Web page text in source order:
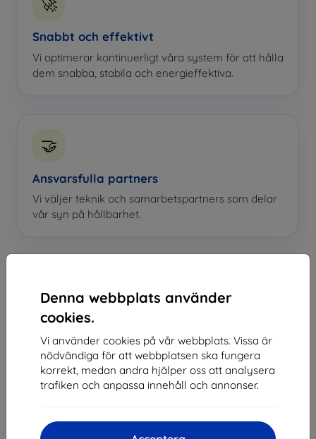
Denna webbplats använder
cookies.
Vi använder cookies på vår webbplats. Vissa är
nödvändiga för att webbplatsen ska fungera
korrekt, medan andra hjälper oss att analysera
trafiken och anpassa innehåll och annonser.
Snabbt och effektivt
Vi optimerar kontinuerligt våra system för att hålla
dem snabba, stabila och energieffektiva.
🤝
Ansvarsfulla partners
Vi väljer teknik och samarbetspartners som delar
vår syn på hållbarhet.
Vi tänker framåt
Även små beslut gör skillnad. Därför söker vi
ständigt efter mer hållbara lösningar.
planeten känns det helt rätt för oss.